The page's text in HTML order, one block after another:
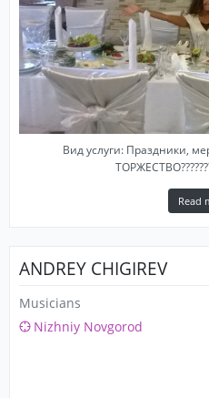
Вид услуги: Праздники,
Read
ANDREY CHIGIREV
Musicians
Nizhniy Novgorod